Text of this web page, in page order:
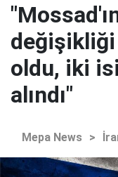
değişikliği
oldu, iki
alındı"
Mepa News >